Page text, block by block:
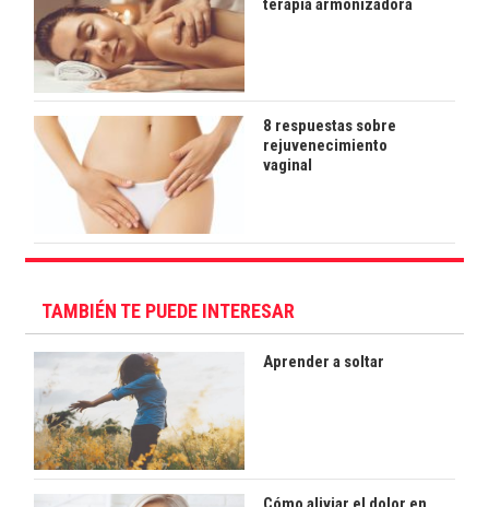
terapia armonizadora
8 respuestas sobre
rejuvenecimiento
vaginal
TAMBIÉN TE PUEDE INTERESAR
Aprender a soltar